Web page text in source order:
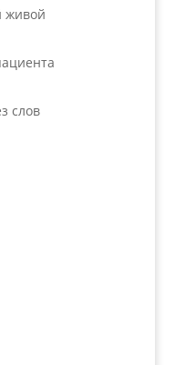
живой
слов